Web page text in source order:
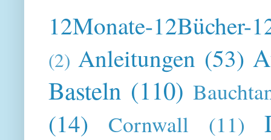
12Monate-12Bücher-
(2) Anleitungen (53)
Basteln (110)
(14) Cornwall (11)